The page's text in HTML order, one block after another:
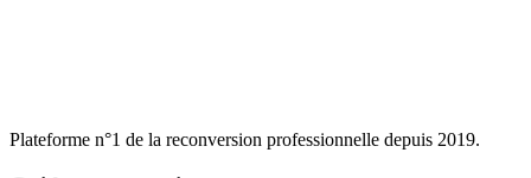
Plateforme n°1 de la reconversion professionnelle depuis 2019.